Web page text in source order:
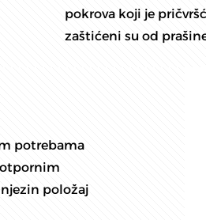
pokrova koji je
zaštićeni su od
potrebama
otpornim
položaj